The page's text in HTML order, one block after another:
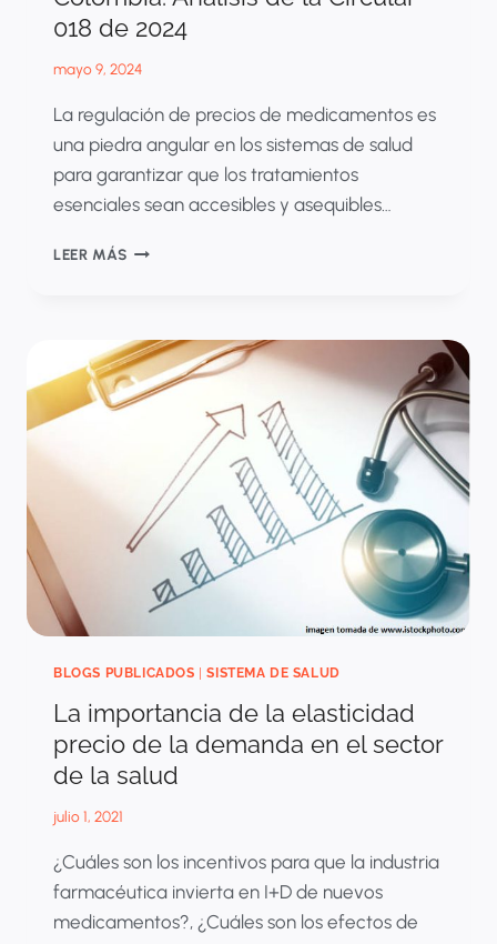
018 de 2024
mayo 9, 2024
La regulación de precios de medicamentos es
una piedra angular en los sistemas de salud
para garantizar que los tratamientos
esenciales sean accesibles y asequibles…
LEER MÁSLOS
LA
POLÍTICA
FARMACÉUTICA
EN
COLOMBIA:
ANÁLISIS
CIRCULAR
018
2024
BLOGS PUBLICADOS |SISTEMA DE SALUD
La importancia de la elasticidad
precio de la demanda en el sector
de la salud
julio 1, 2021
¿Cuáles son los incentivos para que la industria
farmacéutica invierta en I+D de nuevos
medicamentos?, ¿Cuáles son los efectos de